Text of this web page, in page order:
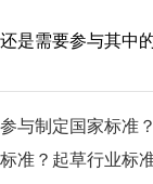
是需要参与其中的
定国家标准？如何申
准？起草行业标